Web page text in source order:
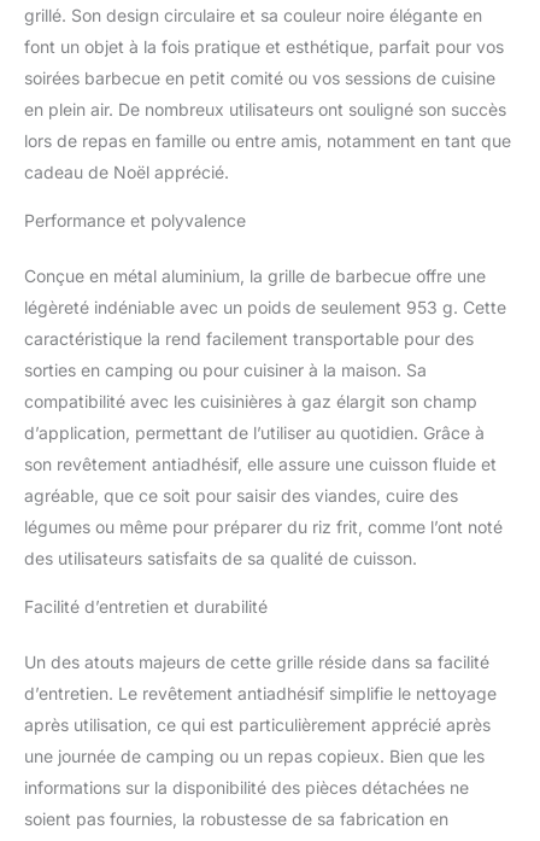
barbecues en plein air.
Vous pouvez cuisiner
divers bulgogi tels que la
poitrine de porc, les
crêpes, les tteokbokki,
les côtes, la viande
respectons des normes
strictes en matière
d'hébergement. Il est sûr
en utilisant un matériau
de revêtement qui est
sans danger pour le
corps humain. Il a une
excellente puissance de
revêtement interne, une
fonction anti-rayures et
est pratique à nettoyer.
et sain qui ne produit pas
de composés fluorés
grillé. Son design circulaire et sa couleur noire élégante en
font un objet à la fois pratique et esthétique, parfait pour vos
soirées barbecue en petit comité ou vos sessions de cuisine
en plein air. De nombreux utilisateurs ont souligné son succès
lors de repas en famille ou entre amis, notamment en tant que
cadeau de Noël apprécié.
Performance et polyvalence
Conçue en métal aluminium, la grille de barbecue offre une
légèreté indéniable avec un poids de seulement 953 g. Cette
caractéristique la rend facilement transportable pour des
sorties en camping ou pour cuisiner à la maison. Sa
compatibilité avec les cuisinières à gaz élargit son champ
d’application, permettant de l’utiliser au quotidien. Grâce à
son revêtement antiadhésif, elle assure une cuisson fluide et
agréable, que ce soit pour saisir des viandes, cuire des
légumes ou même pour préparer du riz frit, comme l’ont noté
des utilisateurs satisfaits de sa qualité de cuisson.
Facilité d’entretien et durabilité
Un des atouts majeurs de cette grille réside dans sa facilité
d’entretien. Le revêtement antiadhésif simplifie le nettoyage
après utilisation, ce qui est particulièrement apprécié après
une journée de camping ou un repas copieux. Bien que les
informations sur la disponibilité des pièces détachées ne
soient pas fournies, la robustesse de sa fabrication en